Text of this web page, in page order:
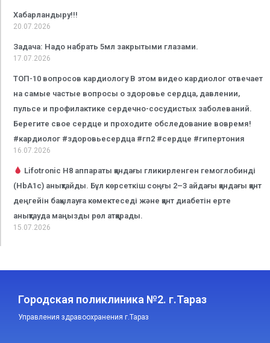
Хабарландыру!!!
20.07.2026
Задача: Надо набрать 5мл закрытыми глазами.
17.07.2026
ТОП-10 вопросов кардиологу В этом видео кардиолог отвечает
на самые частые вопросы о здоровье сердца, давлении,
пульсе и профилактике сердечно-сосудистых заболеваний.
Берегите свое сердце и проходите обследование вовремя!
#кардиолог #здоровьесердца #гп2 #сердце #гипертония
16.07.2026
Lifotronic H8 аппараты қандағы гликирленген гемоглобинді
(HbA1c) анықтайды. Бұл көрсеткіш соңғы 2–3 айдағы қандағы қант
деңгейін бақылауға көмектеседі және қант диабетін ерте
анықтауда маңызды рөл атқарады.
15.07.2026
Городская поликлиника №2. г.Тараз
Управления здравоохранения г.Тараз